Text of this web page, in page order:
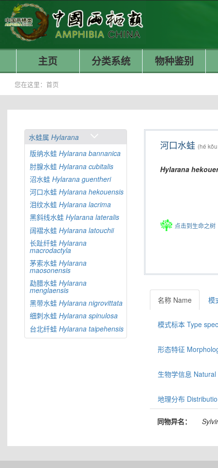
主页 分类系统 物种鉴别
您在这里： 首页
水蛙属 Hylarana
版纳水蛙 Hylarana bannanica
肘腺水蛙 Hylarana cubitalis
沼水蛙 Hylarana guentheri
河口水蛙 Hylarana hekouensis
泪纹水蛙 Hylarana lacrima
黑斜线水蛙 Hylarana lateralis
阔褶水蛙 Hylarana latouchii
长趾纤蛙 Hylarana
macrodactyla
茅索水蛙 Hylarana
maosonensis
勐腊水蛙 Hylarana
menglaensis
黑带水蛙 Hylarana nigrovittata
细刺水蛙 Hylarana spinulosa
台北纤蛙 Hylarana taipehensis
河口水蛙 (hé
Hylarana
点击到生命之树
名称 Name 模
模式标本 Type
形态特征
生物学信息
地理分布
同物异名：